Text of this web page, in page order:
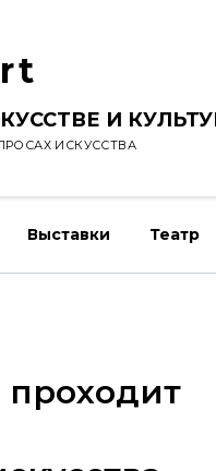
t
И
ИСКУССТВА
Выставки Театр
проходит